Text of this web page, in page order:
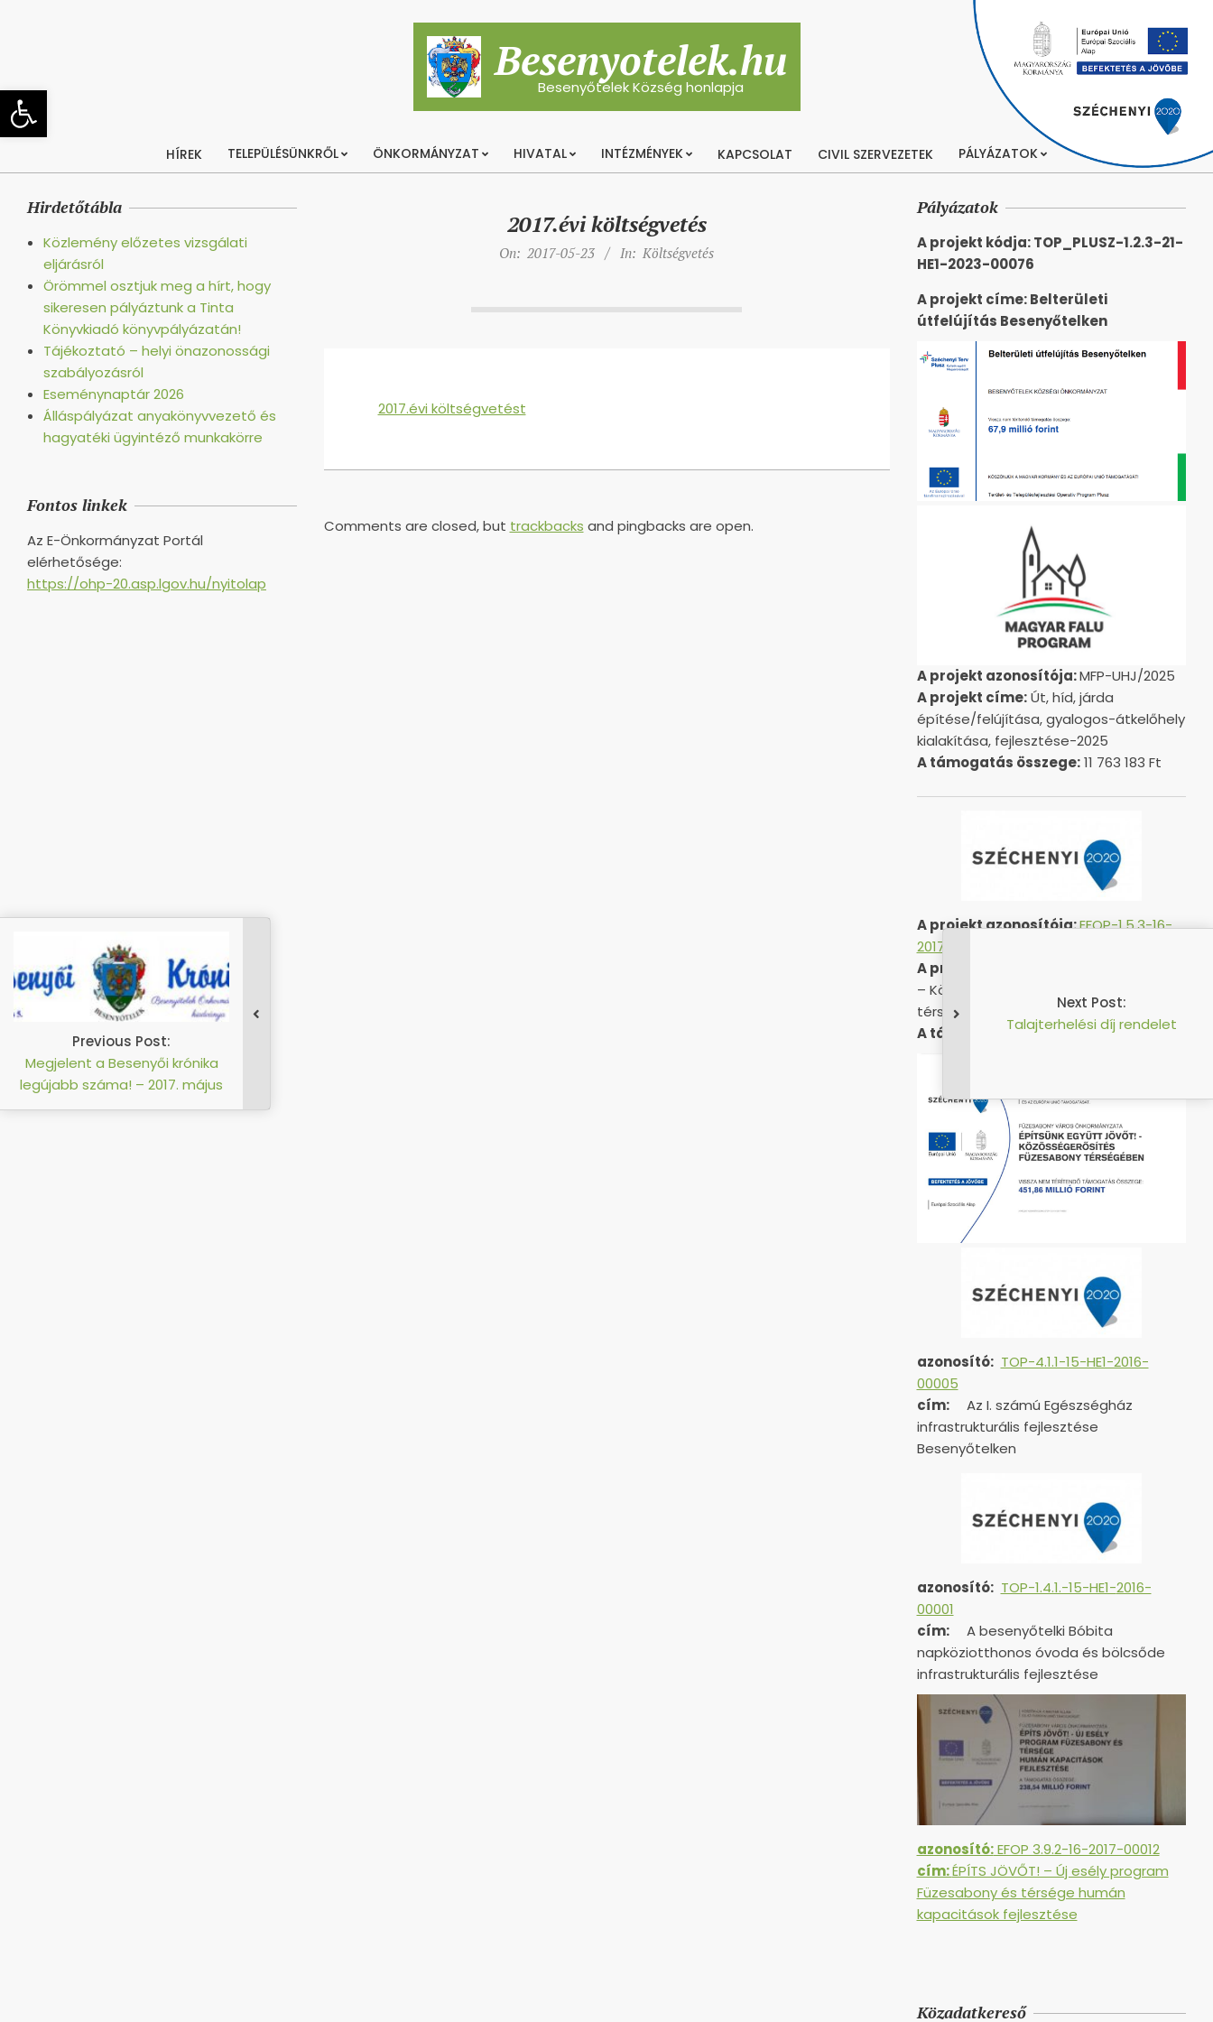
Eszköztár megnyitása
Besenyotelek.hu
Besenyőtelek Község honlapja
Primary
HÍREK TELEPÜLÉSÜNKRŐL ÖNKORMÁNYZAT HIVATAL INTÉZMÉNYEK KAPCSOLAT CIVIL SZERVEZETEK PÁLYÁZATOK
2017.évi költségvetés
On: 2017-05-23 In: Költségvetés
2017.évi költségvetést
Comments are closed, but trackbacks and pingbacks are open.
Hirdetőtábla
Közlemény előzetes vizsgálati
eljárásról
Örömmel osztjuk meg a hírt, hogy
sikeresen pályáztunk a Tinta
Könyvkiadó könyvpályázatán!
Tájékoztató – helyi önazonossági
szabályozásról
Eseménynaptár 2026
Álláspályázat anyakönyvvezető és
hagyatéki ügyintéző munkakörre
Fontos linkek
Az E-Önkormányzat Portál
elérhetősége:
https://ohp-20.asp.lgov.hu/nyitolap
Pályázatok
A projekt kódja: TOP_PLUSZ-1.2.3-21-
HE1-2023-00076
A projekt címe: Belterületi
útfelújítás Besenyőtelken
A projekt azonosítója:MFP-UHJ/2025
A projekt címe:Út, híd, járda
építése/felújítása, gyalogos-átkelőhely
kialakítása, fejlesztése-2025
A támogatás összege:11 763 183 Ft
A projekt azonosítója:EFOP-1.5.3-16-
2017-00051
A projekt címe:
– Közösségerősítés Füzesabony
térségében”
A támogatás összege:451 857 559 Ft
azonosító: TOP-4.1.1-15-HE1-2016-
00005
cím:
Az I. számú Egészségház
infrastrukturális fejlesztése
Besenyőtelken
azonosító: TOP-1.4.1.-15-HE1-2016-
00001
cím:
A besenyőtelki Bóbita
napköziotthonos óvoda és bölcsőde
infrastrukturális fejlesztése
azonosító:EFOP 3.9.2-16-2017-00012
cím:ÉPÍTS JÖVŐT! – Új esély program
Füzesabony és térsége humán
kapacitások fejlesztése
Közadatkereső
Previous Post:
Megjelent a Besenyői krónika
legújabb száma! – 2017. május
Next Post:
Talajterhelési díj rendelet